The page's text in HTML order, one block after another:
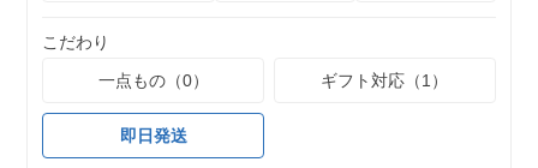
こだわり
一点もの（0）
ギフト対応（1）
即日発送